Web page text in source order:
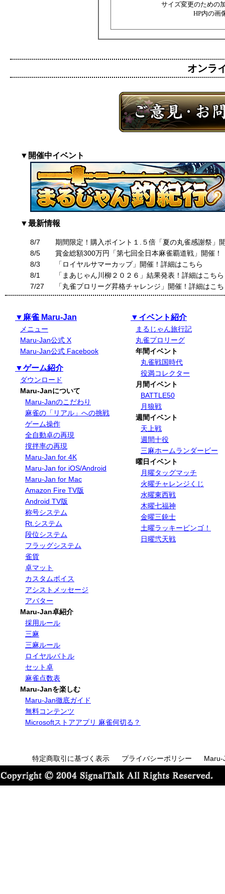
サイズ変更のための
HP内の画
オンラ
▼開催中イベント
▼最新情報
8/7
期間限定！購入ポイント１.５倍「夏の丸雀感謝祭」
8/5
賞金総額300万円「第七回全日本麻雀覇道戦」開催！
8/3
「ロイヤルサマーカップ」開催！詳細はこちら
8/1
「まあじゃん川柳２０２６」結果発表！詳細はこちら
7/27
「丸雀プロリーグ昇格チャレンジ」開催！詳細はこ
▼麻雀 Maru-Jan
メニュー
Maru-Jan公式 X
Maru-Jan公式 Facebook
▼ゲーム紹介
ダウンロード
Maru-Janについて
Maru-Janのこだわり
麻雀の「リアル」への挑戦
ゲーム操作
全自動卓の再現
撹拌率の再現
Maru-Jan for 4K
Maru-Jan for iOS/Android
Maru-Jan for Mac
Amazon Fire TV版
Android TV版
称号システム
Rt.システム
段位システム
フラッグシステム
雀貨
卓マット
カスタムボイス
アシストメッセージ
アバター
Maru-Jan卓紹介
採用ルール
三麻
三麻ルール
ロイヤルバトル
セット卓
麻雀点数表
Maru-Janを楽しむ
Maru-Jan徹底ガイド
無料コンテンツ
Microsoftストアアプリ 麻雀何切る？
▼イベント紹介
まるじゃん旅行記
丸雀プロリーグ
年間イベント
丸雀戦国時代
役満コレクター
月間イベント
BATTLE50
月狼戦
週間イベント
天上戦
週間十役
三麻ホームランダービー
曜日イベント
月曜タッグマッチ
火曜チャレンジくじ
水曜東西戦
木曜七福神
金曜三銃士
土曜ラッキービンゴ！
日曜弐天戦
特定商取引に基づく表示 プライバシーポリシー Maru-